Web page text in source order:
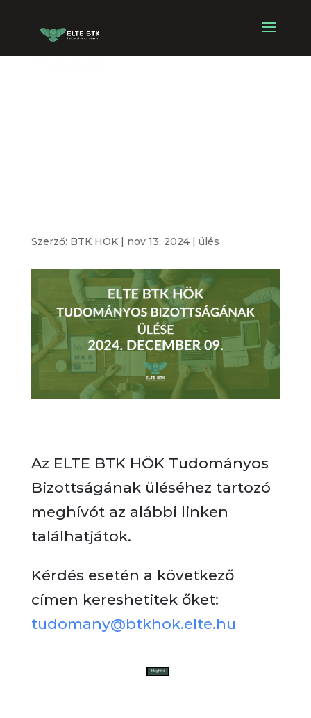
Szerző: BTK HÖK| nov 13, 2024| ülés
Az ELTE BTK HÖK Tudományos
Bizottságának üléséhez tartozó
meghívót az alábbi linken
találhatjátok.
Kérdés esetén a következő
címen kereshetitek őket:
tudomany@btkhok.elte.hu
Meghívó